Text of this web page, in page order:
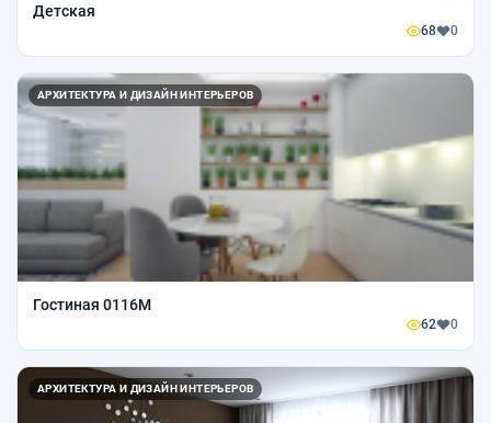
Детская
68 0
АРХИТЕКТУРА И ДИЗАЙН ИНТЕРЬЕРОВ
Гостиная 0116М
62 0
АРХИТЕКТУРА И ДИЗАЙН ИНТЕРЬЕРОВ